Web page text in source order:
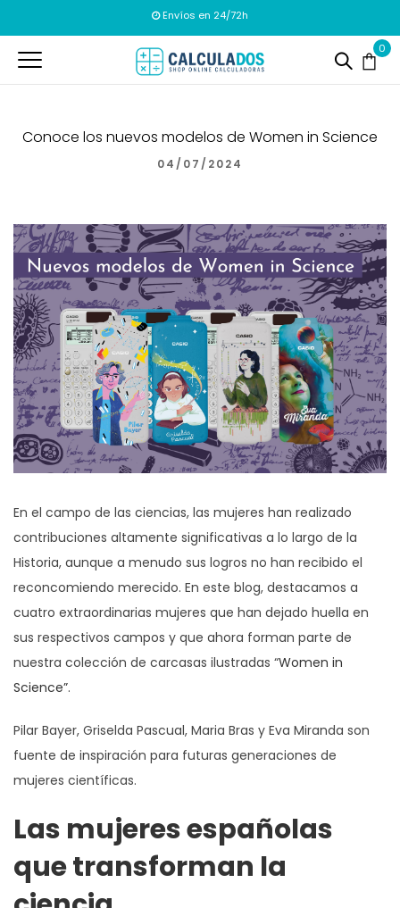
Envíos en 24/72h
0
Conoce los nuevos modelos de Women in Science
04/07/2024
En el campo de las ciencias, las mujeres han realizado
contribuciones altamente significativas a lo largo de la
Historia, aunque a menudo sus logros no han recibido el
reconcomiendo merecido. En este blog, destacamos a
cuatro extraordinarias mujeres que han dejado huella en
sus respectivos campos y que ahora forman parte de
nuestra colección de carcasas ilustradas “Women in
Science”.
Pilar Bayer, Griselda Pascual, Maria Bras y Eva Miranda son
fuente de inspiración para futuras generaciones de
mujeres científicas.
Las mujeres españolas
que transforman la